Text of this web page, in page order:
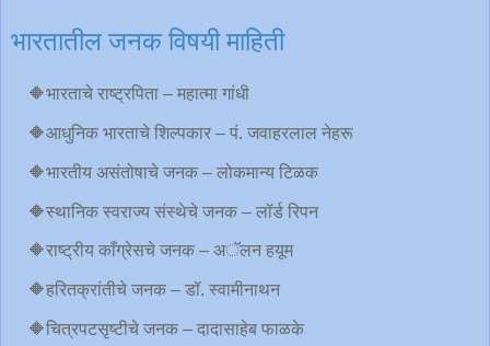
भारतातील जनक विषयी माहिती
🔶भारताचे राष्ट्रपिता – महात्मा गांधी
🔶आधुनिक भारताचे शिल्पकार – पं. जवाहरलाल नेहरू
🔶भारतीय असंतोषाचे जनक – लोकमान्य टिळक
🔶स्थानिक स्वराज्य संस्थेचे जनक – लॉर्ड रिपन
🔶राष्ट्रीय काँग्रेसचे जनक – अॅलन हयूम
🔶हरितक्रांतीचे जनक – डॉ. स्वामीनाथन
🔶चित्रपटसृष्टीचे जनक – दादासाहेब फाळके